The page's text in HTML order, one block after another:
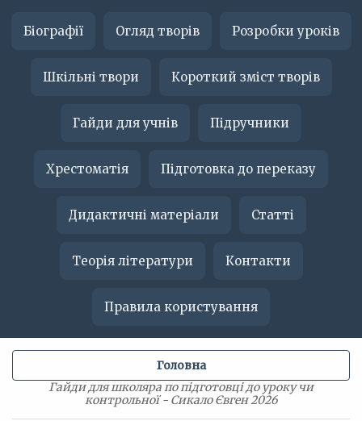
Біографії Огляд творів Розробки уроків
Шкільні твори Короткий зміст творів
Гайди для учнів Підручники
Хрестоматія Підготовка до переказу
Дидактичні матеріали Статті
Теорія літератури Контакти
Правила користування
Гайди для школяра по підготовці до уроку чи
контрольної - Сикало Євген 2026
Головна